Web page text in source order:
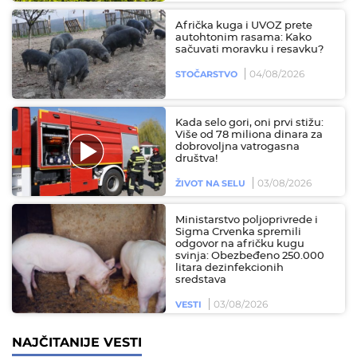
Afrička kuga i UVOZ prete
autohtonim rasama: Kako
sačuvati moravku i resavku?
STOČARSTVO 04/08/2026
Kada selo gori, oni prvi stižu:
Više od 78 miliona dinara za
dobrovoljna vatrogasna
društva!
ŽIVOT NA SELU 03/08/2026
Ministarstvo poljoprivrede i
Sigma Crvenka spremili
odgovor na afričku kugu
svinja: Obezbeđeno 250.000
litara dezinfekcionih
sredstava
VESTI 03/08/2026
NAJČITANIJE VESTI